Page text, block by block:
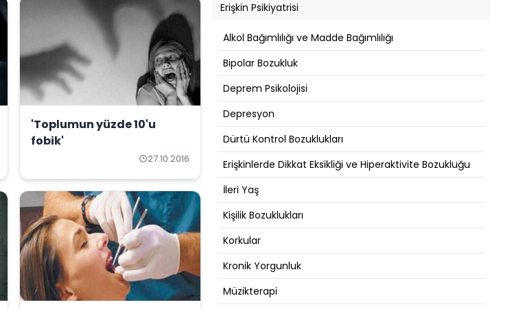
'Toplumun yüzde 10'u
fobik'
27.10.2016
Erişkin Psikiyatrisi
Alkol Bağımlılığı ve Madde Bağımlılığı
Bipolar Bozukluk
Deprem Psikolojisi
Depresyon
Dürtü Kontrol Bozuklukları
Erişkinlerde Dikkat Eksikliği ve Hiperaktivite Bozukluğu
İleri Yaş
Kişilik Bozuklukları
Korkular
Kronik Yorgunluk
Müzikterapi